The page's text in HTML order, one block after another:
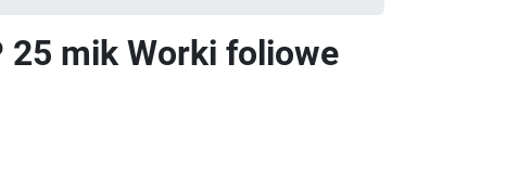
25 mik Worki foliowe